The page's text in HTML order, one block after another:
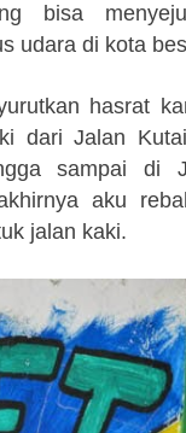
bisa
udara di kota
hasrat
dari Jalan
sampai di
aku
jalan kaki.